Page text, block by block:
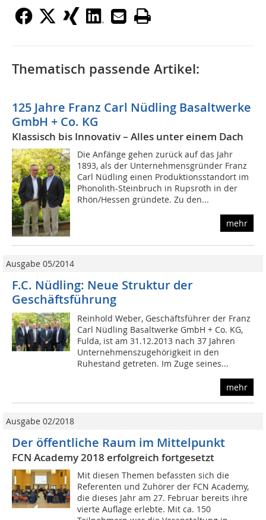
Thematisch passende Artikel:
125 Jahre Franz Carl Nüdling Basaltwerke
GmbH + Co. KG
Klassisch bis Innovativ – Alles unter einem Dach
Die Anfänge gehen zurück auf das Jahr
1893, als der Unternehmensgründer Franz
Carl Nüdling einen Produktionsstandort im
Phonolith-Steinbruch in Rupsroth in der
Rhön/Hessen gründete. Zu den...
mehr
Ausgabe 05/2014
F.C. Nüdling: Neue Struktur der
Geschäftsführung
Reinhold Weber, Geschäftsführer der Franz
Carl Nüdling Basaltwerke GmbH + Co. KG,
Fulda, ist am 31.12.2013 nach 37 Jahren
Unternehmenszugehörigkeit in den
Ruhestand getreten. Im Zuge seines...
mehr
Ausgabe 02/2018
Der öffentliche Raum im Mittelpunkt
FCN Academy 2018 erfolgreich fortgesetzt
Mit diesen Themen befassten sich die
Referenten und Zuhörer der FCN Academy,
die dieses Jahr am 27. Februar bereits ihre
vierte Auflage erlebte. Mit ca. 150